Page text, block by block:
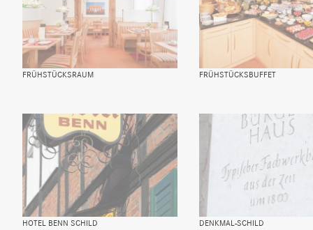
FRÜHSTÜCKSRAUM FRÜHSTÜCKSBUFFET
HOTEL BENN SCHILD DENKMAL-SCHILD